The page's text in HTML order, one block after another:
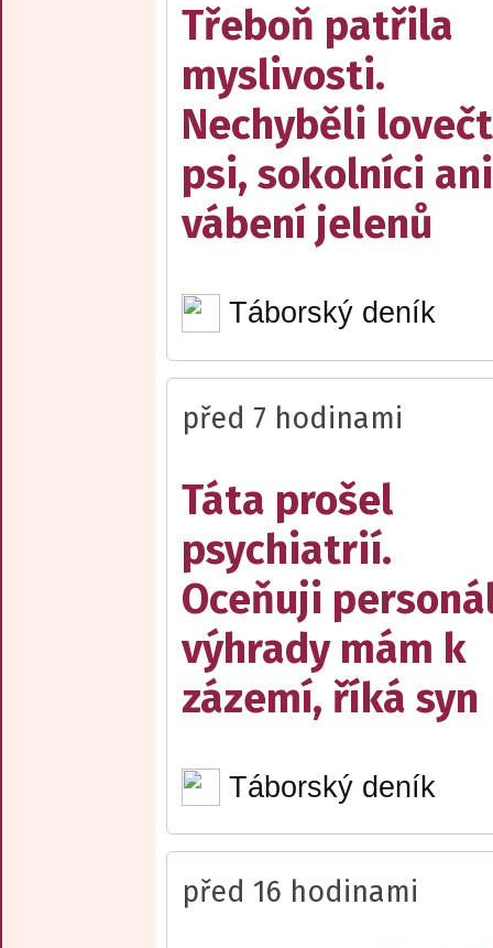
Třeboň patřila
myslivosti.
Nechyběli
psi, sokolníci ani
vábení jelenů
Táborský deník
před 7 hodinami
Táta prošel
psychiatrií.
Oceňuji
výhrady mám k
zázemí, říká syn
Táborský deník
před 16 hodinami